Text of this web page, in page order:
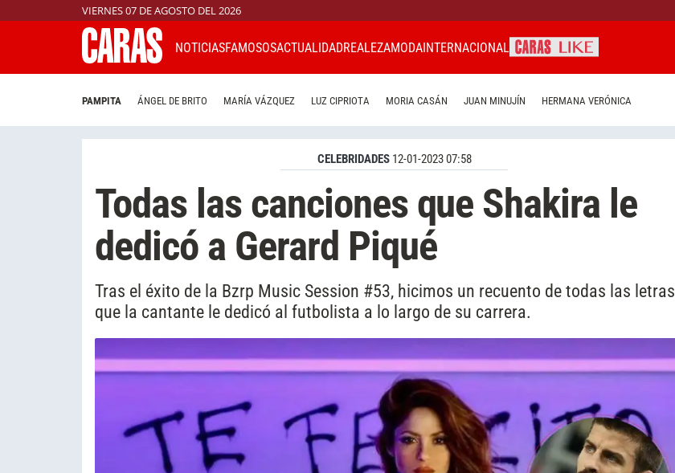
VIERNES 07 DE AGOSTO DEL 2026
NOTICIASFAMOSOSACTUALIDADREALEZAMODAINTERNACIONAL
PAMPITA ÁNGEL DE BRITO MARÍA VÁZQUEZ LUZ CIPRIOTA MORIA CASÁN JUAN MINUJÍN HERMANA VERÓNICA
CELEBRIDADES 12-01-2023 07:58
Todas las canciones que Shakira le
dedicó a Gerard Piqué
Tras el éxito de la Bzrp Music Session #53, hicimos un recuento de todas las letras
que la cantante le dedicó al futbolista a lo largo de su carrera.